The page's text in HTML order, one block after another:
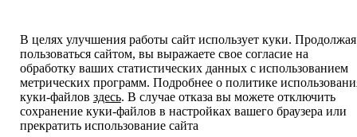
В целях улучшения работы сайт использует куки. Продолжая
пользоваться сайтом, вы выражаете свое согласие на
обработку ваших статистических данных с использованием
метрических программ. Подробнее о политике
куки-файлов здесь. В случае отказа вы можете отключить
сохранение куки-файлов в настройках вашего браузера или
прекратить использование сайта